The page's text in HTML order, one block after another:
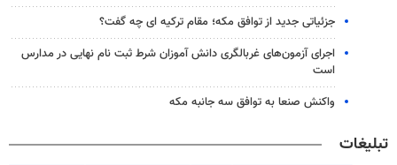
جزئیاتی جدید از توافق مکه؛ مقام ترکیه ای چه گفت؟
اجرای آزمون‌های غربالگری دانش آموزان شرط ثبت نام نهایی در مدارس
است
واکنش صنعا به توافق سه جانبه مکه
تبلیغات